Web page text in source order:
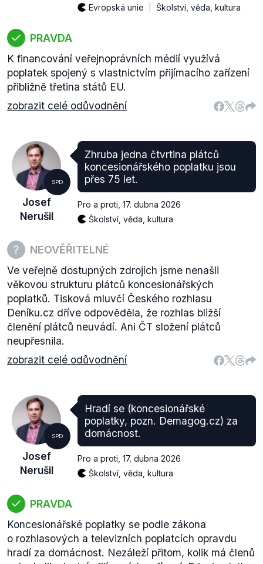
Evropská unie
Školství, věda, kultura
PRAVDA
K financování veřejnoprávních médií využívá
poplatek spojený s vlastnictvím přijímacího zařízení
přibližně třetina států EU.
zobrazit celé odůvodnění
SPD
Josef
Nerušil
Zhruba jedna čtvrtina plátců
koncesionářského poplatku jsou
přes 75 let.
Pro a proti 17. dubna 2026
Školství, věda, kultura
NEOVĚŘITELNÉ
Ve veřejně dostupných zdrojích jsme nenašli
věkovou strukturu plátců koncesionářských
poplatků. Tisková mluvčí Českého rozhlasu
Deníku.cz dříve odpověděla, že rozhlas bližší
členění plátců neuvádí. Ani ČT složení plátců
neupřesnila.
zobrazit celé odůvodnění
SPD
Josef
Nerušil
Hradí se (koncesionářské
poplatky, pozn. Demagog.cz) za
domácnost.
Pro a proti 17. dubna 2026
Školství, věda, kultura
PRAVDA
Koncesionářské poplatky se podle zákona
o rozhlasových a televizních poplatcích opravdu
hradí za domácnost. Nezáleží přitom, kolik má členů